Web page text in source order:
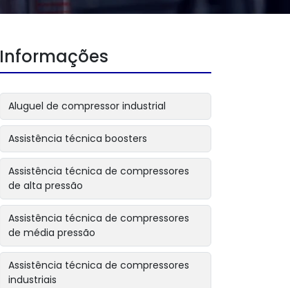
Informações
Aluguel de compressor industrial
Assistência técnica boosters
Assistência técnica de compressores
de alta pressão
Assistência técnica de compressores
de média pressão
Assistência técnica de compressores
industriais